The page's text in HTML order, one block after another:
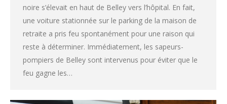
noire s’élevait en haut de Belley vers l’hôpital. En fait,
une voiture stationnée sur le parking de la maison de
retraite a pris feu spontanément pour une raison qui
reste à déterminer. Immédiatement, les sapeurs-
pompiers de Belley sont intervenus pour éviter que le
feu gagne les…